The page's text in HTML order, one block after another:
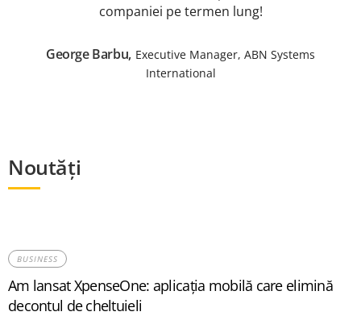
companiei pe termen lung!
George Barbu Executive Manager, ABN Systems
International
Noutăți
BUSINESS
Am lansat XpenseOne: aplicația mobilă care elimină
decontul de cheltuieli